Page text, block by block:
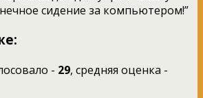
сидение за компьютером!”
- 29, средняя оценка -